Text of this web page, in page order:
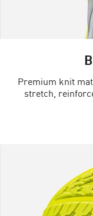
Premium knit
stretch,